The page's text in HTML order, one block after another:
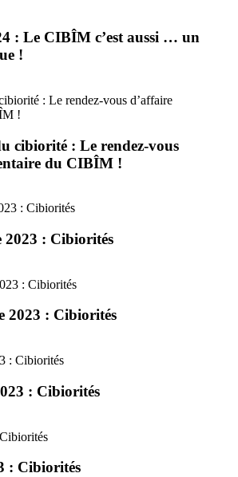
: Le CIBÎM c’est aussi … un
!
cibiorité : Le rendez-vous
du CIBÎM !
2023 : Cibiorités
2023 : Cibiorités
: Cibiorités
: Cibiorités